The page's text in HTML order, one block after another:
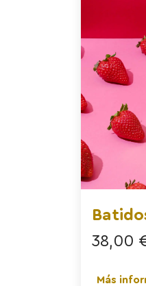
38,00
Más